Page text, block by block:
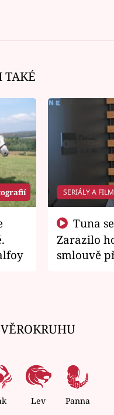
TAKÉ
SERIÁLY A
Zarazilo
smlouvě
Lev Panna